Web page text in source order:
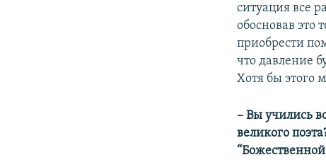
ситуация все
обосновав это
приобрести
что давление
Хотя бы этого
– Вы учились
великого